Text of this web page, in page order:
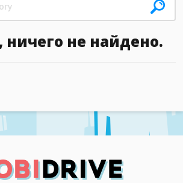
ничего не найдено.